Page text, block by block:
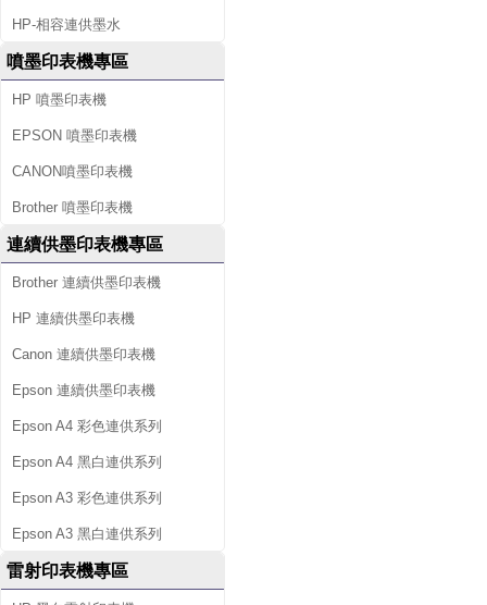
HP-相容連供墨水
噴墨印表機專區
HP 噴墨印表機
EPSON 噴墨印表機
CANON噴墨印表機
Brother 噴墨印表機
連續供墨印表機專區
Brother 連續供墨印表機
HP 連續供墨印表機
Canon 連續供墨印表機
Epson 連續供墨印表機
Epson A4 彩色連供系列
Epson A4 黑白連供系列
Epson A3 彩色連供系列
Epson A3 黑白連供系列
雷射印表機專區